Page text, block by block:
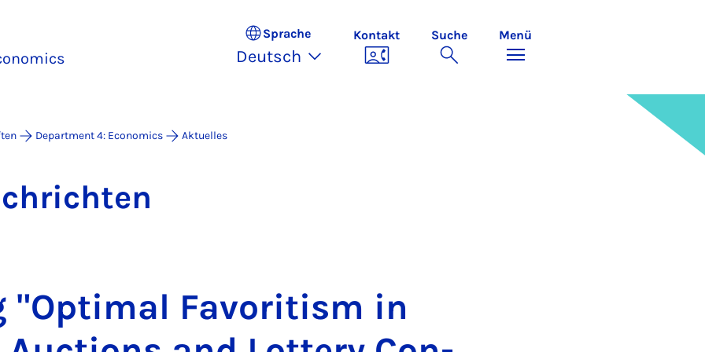
Sprache
Deutsch
Kontakt Suche Menü
Department 4: Economics Aktuelles
"Op­ti­mal Fa­vo­ri­tism in